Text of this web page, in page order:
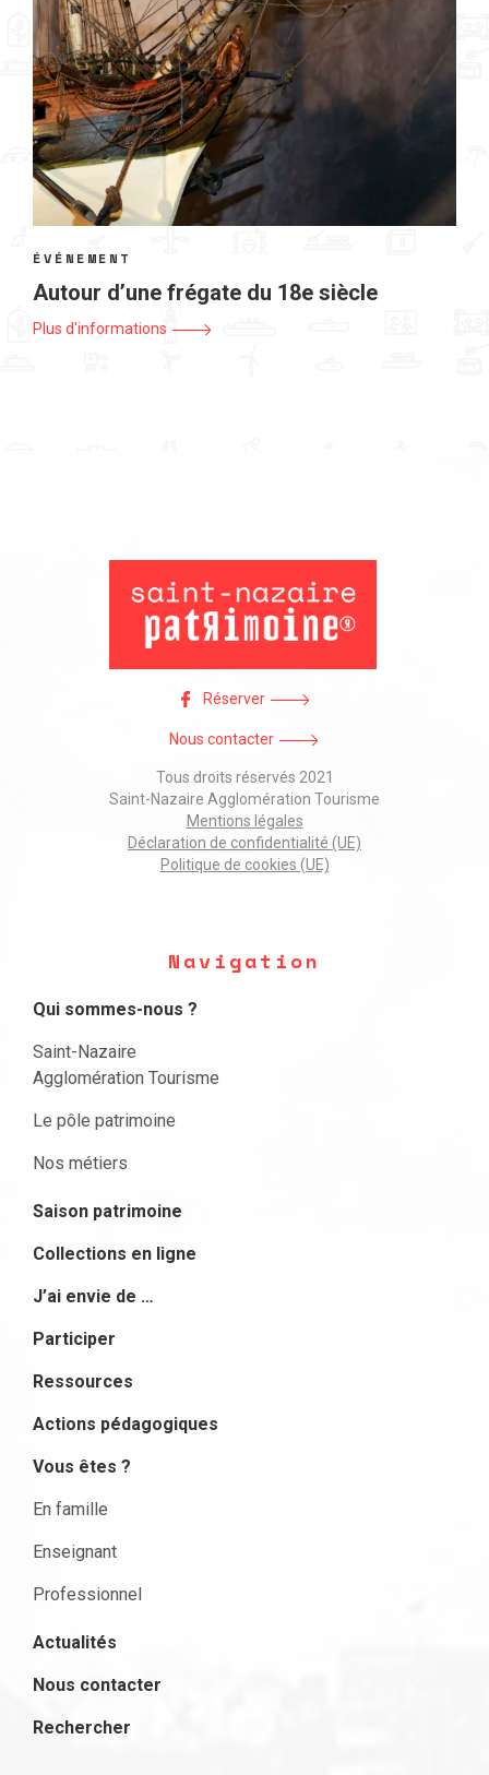
ÉVÉNEMENT
Autour d’une frégate du 18e siècle
Plus d'informations
Réserver
Nous contacter
Tous droits réservés 2021
Saint-Nazaire Agglomération Tourisme
Mentions légales
Déclaration de confidentialité (UE)
Politique de cookies (UE)
Navigation
Qui sommes-nous ?
Saint-Nazaire
Agglomération Tourisme
Le pôle patrimoine
Nos métiers
Saison patrimoine
Collections en ligne
J’ai envie de …
Participer
Ressources
Actions pédagogiques
Vous êtes ?
En famille
Enseignant
Professionnel
Actualités
Nous contacter
Rechercher